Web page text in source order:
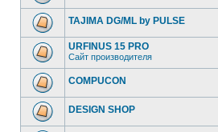
TAJIMA DG/ML by PULSE
URFINUS 15 PRO
Сайт производителя
COMPUCON
DESIGN SHOP